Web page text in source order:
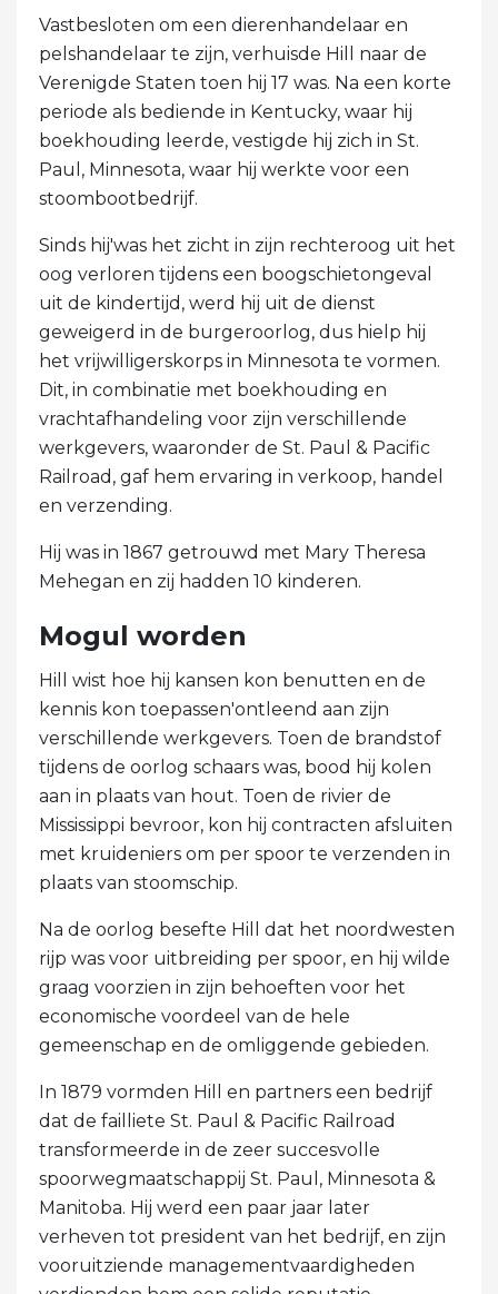
Vastbesloten om een ​​dierenhandelaar en
pelshandelaar te zijn, verhuisde Hill naar de
Verenigde Staten toen hij 17 was. Na een korte
periode als bediende in Kentucky, waar hij
boekhouding leerde, vestigde hij zich in St.
Paul, Minnesota, waar hij werkte voor een
stoombootbedrijf.
Sinds hij'was het zicht in zijn rechteroog uit het
oog verloren tijdens een boogschietongeval
uit de kindertijd, werd hij uit de dienst
geweigerd in de burgeroorlog, dus hielp hij
het vrijwilligerskorps in Minnesota te vormen.
Dit, in combinatie met boekhouding en
vrachtafhandeling voor zijn verschillende
werkgevers, waaronder de St. Paul & Pacific
Railroad, gaf hem ervaring in verkoop, handel
en verzending.
Hij was in 1867 getrouwd met Mary Theresa
Mehegan en zij hadden 10 kinderen.
Mogul worden
Hill wist hoe hij kansen kon benutten en de
kennis kon toepassen'ontleend aan zijn
verschillende werkgevers. Toen de brandstof
tijdens de oorlog schaars was, bood hij kolen
aan in plaats van hout. Toen de rivier de
Mississippi bevroor, kon hij contracten afsluiten
met kruideniers om per spoor te verzenden in
plaats van stoomschip.
Na de oorlog besefte Hill dat het noordwesten
rijp was voor uitbreiding per spoor, en hij wilde
graag voorzien in zijn behoeften voor het
economische voordeel van de hele
gemeenschap en de omliggende gebieden.
In 1879 vormden Hill en partners een bedrijf
dat de failliete St. Paul & Pacific Railroad
transformeerde in de zeer succesvolle
spoorwegmaatschappij St. Paul, Minnesota &
Manitoba. Hij werd een paar jaar later
verheven tot president van het bedrijf, en zijn
vooruitziende managementvaardigheden